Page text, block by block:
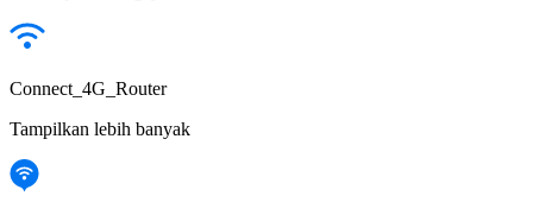
Connect_4G_Router
Tampilkan lebih banyak